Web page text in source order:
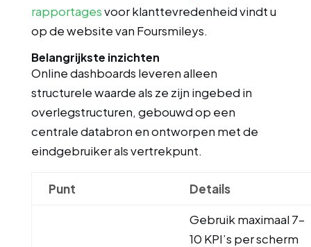
rapportagesvoor klanttevredenheid vindt u
op de website van Foursmileys.
Belangrijkste inzichten
Online dashboards leveren alleen
structurele waarde als ze zijn ingebed in
overlegstructuren, gebouwd op een
centrale databron en ontworpen met de
eindgebruiker als vertrekpunt.
Punt Details
Gebruik maximaal 7–
10 KPI’s per scherm